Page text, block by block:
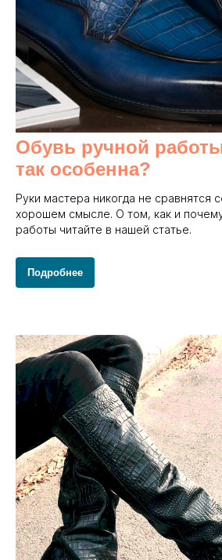
Обувь ручной
так особенна?
Руки мастера никогда не сравнятся
хорошем смысле. О том, как и
работы читайте в нашей статье.
Подробнее